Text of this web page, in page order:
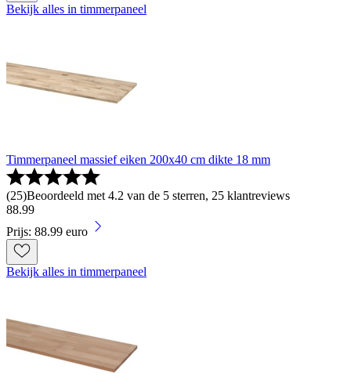
Bekijk alles in timmerpaneel
Timmerpaneel massief eiken 200x40 cm dikte 18 mm
(25)Beoordeeld met 4.2 van de 5 sterren, 25 klantreviews
88.99
Prijs: 88.99 euro
Bekijk alles in timmerpaneel